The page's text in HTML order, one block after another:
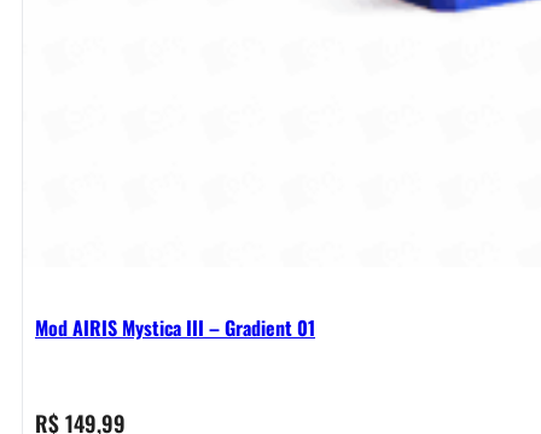
Mod AIRIS Mystica III – Gradient 01
R$149,99